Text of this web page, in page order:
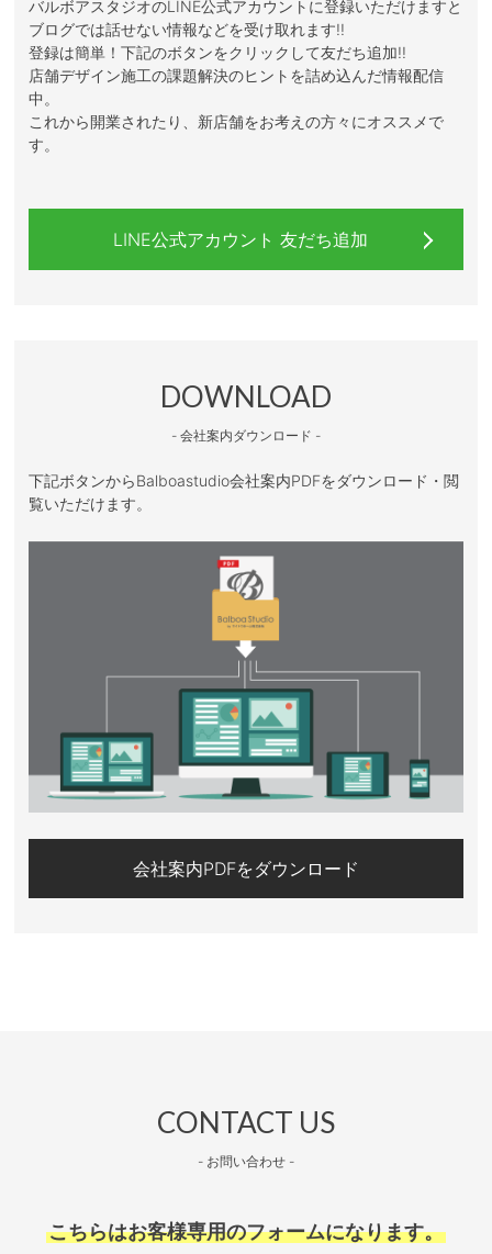
バルボアスタジオのLINE公式アカウントに登録いただけますと
ブログでは話せない情報などを受け取れます!!
登録は簡単！下記のボタンをクリックして友だち追加!!
店舗デザイン施工の課題解決のヒントを詰め込んだ情報配信
中。
これから開業されたり、新店舗をお考えの方々にオススメで
す。
LINE公式アカウント 友だち追加
DOWNLOAD
- 会社案内ダウンロード -
下記ボタンからBalboastudio会社案内PDFをダウンロード・閲
覧いただけます。
会社案内PDFをダウンロード
CONTACT US
- お問い合わせ -
こちらはお客様専用のフォームになります。